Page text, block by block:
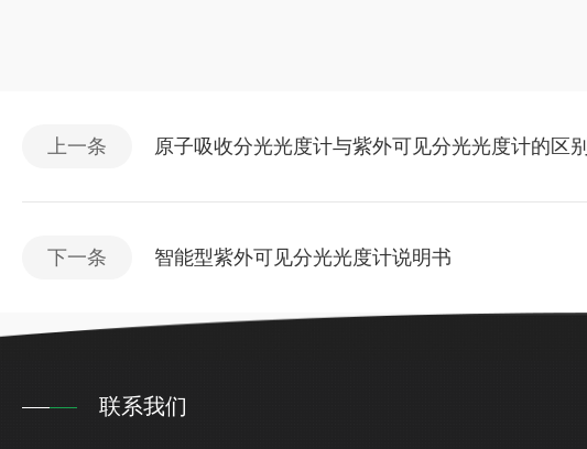
上一条 原子吸收分光光度计与紫外可见分光光度计的区别
下一条 智能型紫外可见分光光度计说明书
联系我们